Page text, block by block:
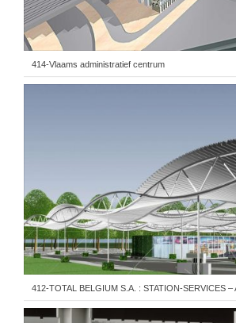
414-Vlaams administratief centrum
412-TOTAL BELGIUM S.A. : STATION-SERVICES –